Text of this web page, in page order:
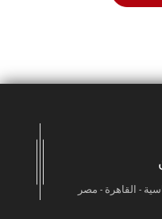
- القاهرة - مصر